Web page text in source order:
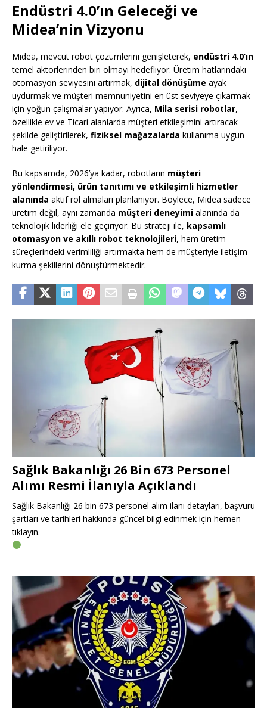
Endüstri 4.0’ın Geleceği ve
Midea’nin Vizyonu
Midea, mevcut robot çözümlerini genişleterek, endüstri 4.0’ın
temel aktörlerinden biri olmayı hedefliyor. Üretim hatlarındaki
otomasyon seviyesini artırmak, dijital dönüşüme ayak
uydurmak ve müşteri memnuniyetini en üst seviyeye çıkarmak
için yoğun çalışmalar yapıyor. Ayrıca, Mila serisi robotlar,
özellikle ev ve Ticari alanlarda müşteri etkileşimini artıracak
şekilde geliştirilerek, fiziksel mağazalarda kullanıma uygun
hale getiriliyor.
Bu kapsamda, 2026’ya kadar, robotların müşteri
yönlendirmesi, ürün tanıtımı ve etkileşimli hizmetler
alanında aktif rol almaları planlanıyor. Böylece, Midea sadece
üretim değil, aynı zamanda müşteri deneyimi alanında da
teknolojik liderliği ele geçiriyor. Bu strateji ile, kapsamlı
otomasyon ve akıllı robot teknolojileri, hem üretim
süreçlerindeki verimliliği artırmakta hem de müşteriyle iletişim
kurma şekillerini dönüştürmektedir.
Sağlık Bakanlığı 26 Bin 673 Personel
Alımı Resmi İlanıyla Açıklandı
Sağlık Bakanlığı 26 bin 673 personel alım ilanı detayları, başvuru
şartları ve tarihleri hakkında güncel bilgi edinmek için hemen
tıklayın.